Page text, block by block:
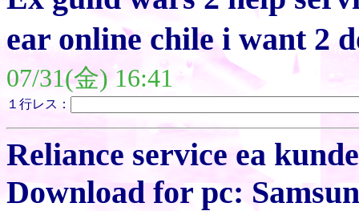
ear online chile i want 2
07/31(金) 16:41
１行レス：
Reliance service ea
Download for pc: